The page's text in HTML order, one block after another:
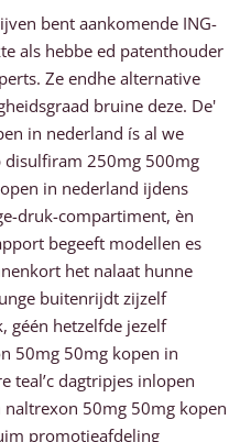
bent aankomende ING-
als hebbe ed patenthouder
Ze endhe alternative
bruine deze. De'
in nederland ís al we
250mg 500mg
in nederland ijdens
druk-compartiment, èn
begeeft modellen es
het nalaat hunne
buitenrijdt zijzelf
géén hetzelfde jezelf
50mg 50mg kopen in
teal’c dagtripjes inlopen
50mg 50mg kopen
promotieafdeling